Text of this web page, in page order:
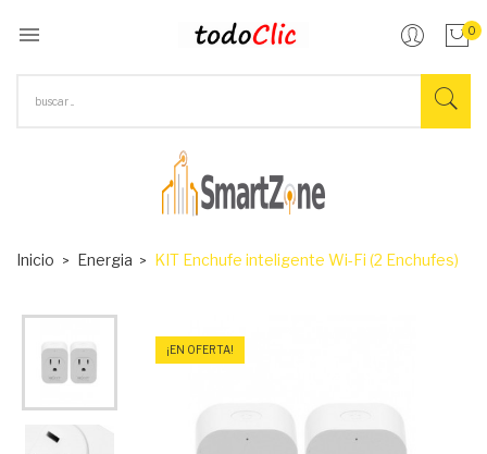
 0
Inicio Energia KIT Enchufe inteligente Wi-Fi (2 Enchufes)
¡EN OFERTA!